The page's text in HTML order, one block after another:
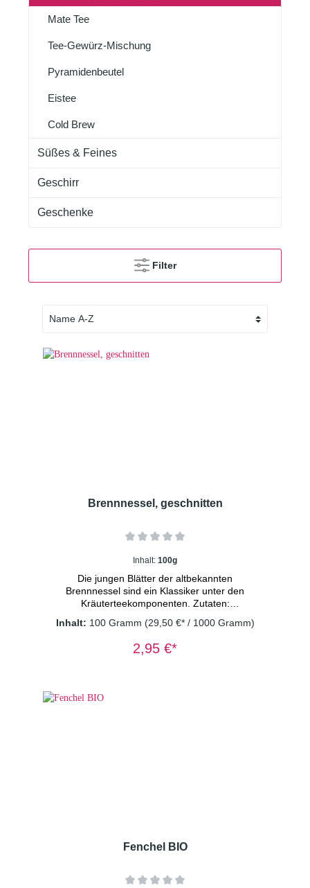
Mate Tee
Tee-Gewürz-Mischung
Pyramidenbeutel
Eistee
Cold Brew
Süßes & Feines
Geschirr
Geschenke
Filter
Brennnessel, geschnitten
Inhalt: 100g
Die jungen Blätter der altbekannten
Brennnessel sind ein Klassiker unter den
Kräuterteekomponenten. Zutaten:
Wassertemperatur: 100° C Ziehzeit:
immer mit sprudelnd kochendem Wasser
Inhalt: 100 Gramm (29,50 €* / 1000 Gramm)
2,95 €*
Fenchel BIO